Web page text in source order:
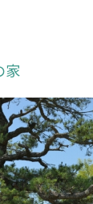
家